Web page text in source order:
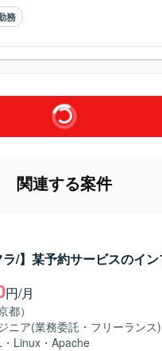
務
関連する案件
ラ/】某予約サービスのイ
円/月
都）
ニア(業務委託・フリーランス)
・ Linux ・ Apache